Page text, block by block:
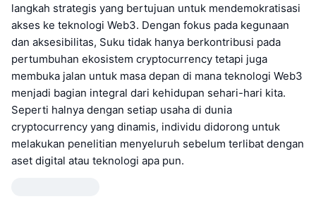
langkah strategis yang bertujuan untuk mendemokratisasi
akses ke teknologi Web3. Dengan fokus pada kegunaan
dan aksesibilitas, Suku tidak hanya berkontribusi pada
pertumbuhan ekosistem cryptocurrency tetapi juga
membuka jalan untuk masa depan di mana teknologi Web3
menjadi bagian integral dari kehidupan sehari-hari kita.
Seperti halnya dengan setiap usaha di dunia
cryptocurrency yang dinamis, individu didorong untuk
melakukan penelitian menyeluruh sebelum terlibat dengan
aset digital atau teknologi apa pun.